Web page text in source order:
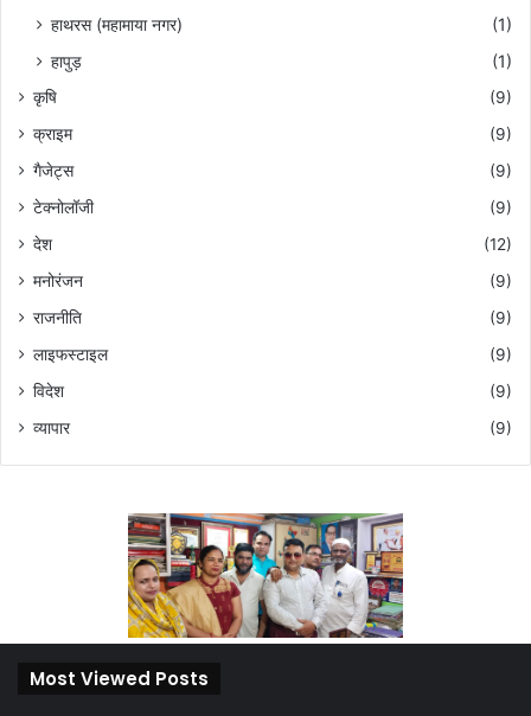
हाथरस (महामाया नगर)
(1)
हापुड़
(1)
कृषि
(9)
क्राइम
(9)
गैजेट्स
(9)
टेक्नोलॉजी
(9)
देश
(12)
मनोरंजन
(9)
राजनीति
(9)
लाइफस्टाइल
(9)
विदेश
(9)
व्यापार
(9)
Most Viewed Posts